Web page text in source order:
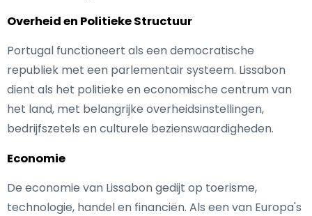
Overheid en Politieke Structuur
Portugal functioneert als een democratische
republiek met een parlementair systeem. Lissabon
dient als het politieke en economische centrum van
het land, met belangrijke overheidsinstellingen,
bedrijfszetels en culturele bezienswaardigheden.
Economie
De economie van Lissabon gedijt op toerisme,
technologie, handel en financiën. Als een van Europa's